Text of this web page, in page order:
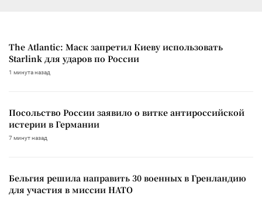
The Atlantic: Маск запретил Киеву использовать
Starlink для ударов по России
1 минута назад
Посольство России заявило о витке антироссийской
истерии в Германии
7 минут назад
Бельгия решила направить 30 военных в Гренландию
для участия в миссии НАТО